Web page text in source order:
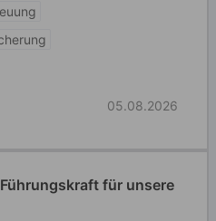
05.08.2026
für unsere